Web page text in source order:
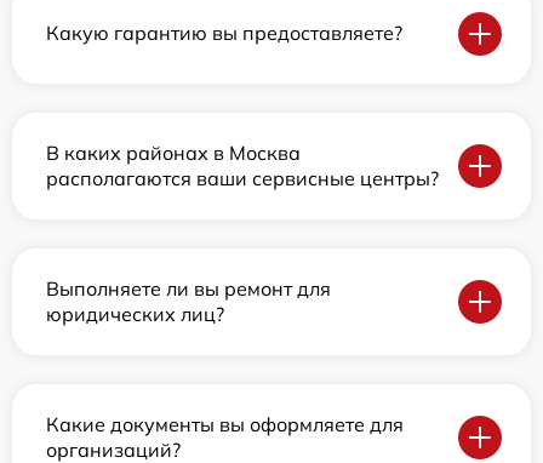
Какую гарантию вы предоставляете?
В каких районах в Москва
располагаются ваши сервисные центры?
Выполняете ли вы ремонт для
юридических лиц?
Какие документы вы оформляете для
организаций?